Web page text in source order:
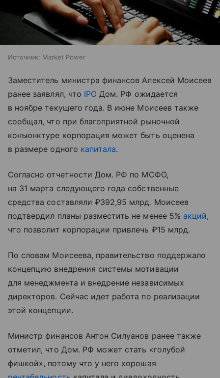
Источник: Market Power
Заместитель министра финансов Алексей Моисеев
ранее заявлял, что IPO Дом. РФ ожидается
в ноябре текущего года. В июне Моисеев также
сообщал, что при благоприятной рыночной
конъюнктуре корпорация может быть оценена
в размере одного капитала.
Согласно отчетности Дом. РФ по МСФО,
на 31 марта следующего года собственные
средства составляли ₽392,95 млрд. Моисеев
подтвердил планы разместить не менее 5% акций,
что позволит корпорации привлечь ₽15 млрд.
По словам Моисеева, правительство поддержало
концепцию внедрения системы мотивации
для менеджмента и внедрение независимых
директоров. Сейчас идет работа по реализации
этой концепции.
Министр финансов Антон Силуанов ранее также
отметил, что Дом. РФ может стать «голубой
фишкой», потому что у него хорошая